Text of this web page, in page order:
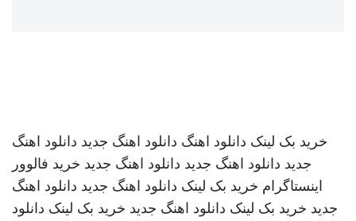
خرید بک لینک دانلود اهنگ دانلود اهنگ جدید دانلود اهنگ
جدید دانلود اهنگ جدید دانلود اهنگ جدید خرید فالوور
اینستاگرام خرید بک لینک دانلود اهنگ جدید دانلود اهنگ
جدید خرید بک لینک دانلود اهنگ جدید خرید بک لینک دانلود